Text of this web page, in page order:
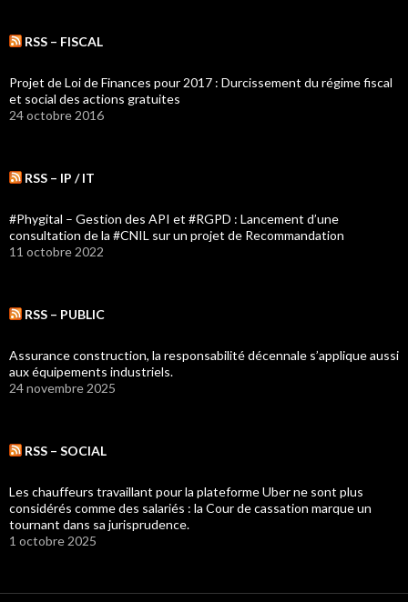
RSS – FISCAL
Projet de Loi de Finances pour 2017 : Durcissement du régime fiscal
et social des actions gratuites
24 octobre 2016
RSS – IP / IT
#Phygital – Gestion des API et #RGPD : Lancement d’une
consultation de la #CNIL sur un projet de Recommandation
11 octobre 2022
RSS – PUBLIC
Assurance construction, la responsabilité décennale s’applique aussi
aux équipements industriels.
24 novembre 2025
RSS – SOCIAL
Les chauffeurs travaillant pour la plateforme Uber ne sont plus
considérés comme des salariés : la Cour de cassation marque un
tournant dans sa jurisprudence.
1 octobre 2025